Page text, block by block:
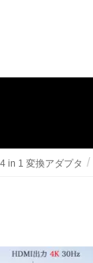
in 1 変換アダプタ